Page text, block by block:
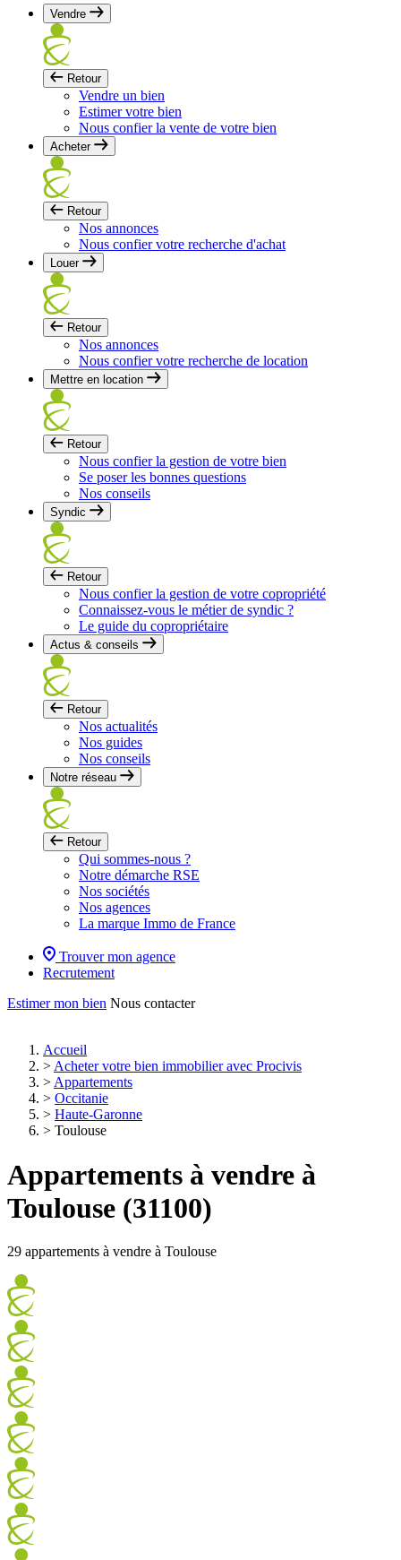
Vendre
Retour
Vendre un bien
Estimer votre bien
Nous confier la vente de votre bien
Acheter
Retour
Nos annonces
Nous confier votre recherche d'achat
Louer
Retour
Nos annonces
Nous confier votre recherche de location
Mettre en location
Retour
Nous confier la gestion de votre bien
Se poser les bonnes questions
Nos conseils
Syndic
Retour
Nous confier la gestion de votre copropriété
Connaissez-vous le métier de syndic ?
Le guide du copropriétaire
Actus & conseils
Retour
Nos actualités
Nos guides
Nos conseils
Notre réseau
Retour
Qui sommes-nous ?
Notre démarche RSE
Nos sociétés
Nos agences
La marque Immo de France
Trouver mon agence
Recrutement
Estimer mon bien Nous contacter
Accueil
> Acheter votre bien immobilier avec Procivis
> Appartements
> Occitanie
> Haute-Garonne
> Toulouse
Appartements à vendre à
Toulouse (31100)
29 appartements à vendre à Toulouse